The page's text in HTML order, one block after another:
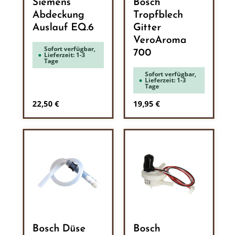
Siemens
Abdeckung
Auslauf EQ.6
Sofort verfügbar,
Lieferzeit: 1-3
Tage
Regulärer Preis:
22,50 €
Bosch
Tropfblech
Gitter
VeroAroma
700
Sofort verfügbar,
Lieferzeit: 1-3
Tage
Regulärer Preis:
19,95 €
Bosch Düse
Bosch